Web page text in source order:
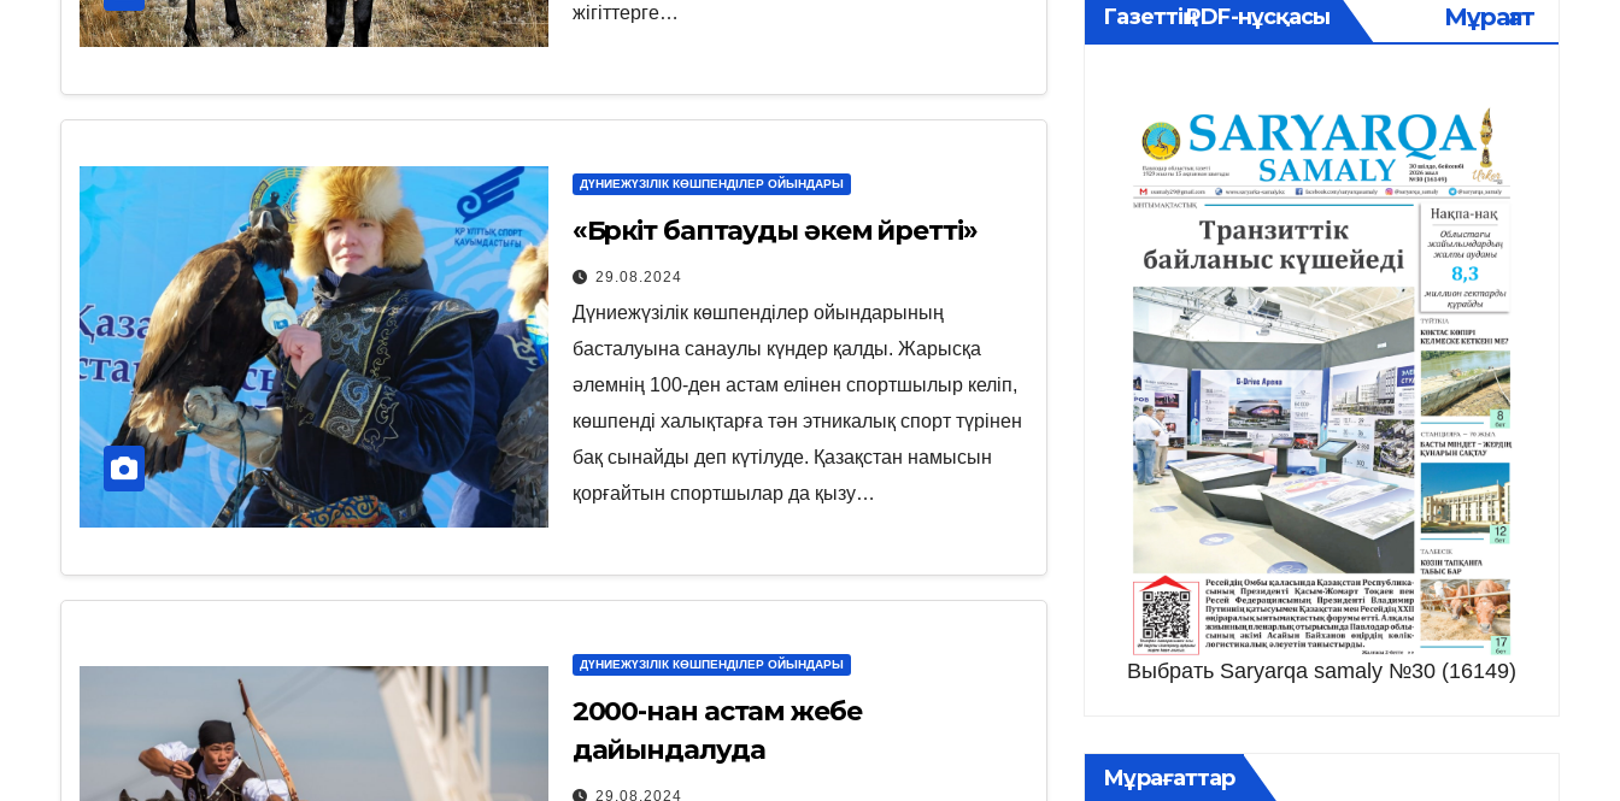
жігіттерге…
ДҮНИЕЖҮЗІЛІК КӨШПЕНДІЛЕР ОЙЫНДАРЫ
«Бүркіт баптауды әкем үйретті»
29.08.2024
Дүниежүзілік көшпенділер ойындарының
басталуына санаулы күндер қалды. Жарысқа
әлемнің 100-ден астам елінен спортшылыр келіп,
көшпенді халықтарға тән этникалық спорт түрінен
бақ сынайды деп күтілуде. Қазақстан намысын
қорғайтын спортшылар да қызу…
ДҮНИЕЖҮЗІЛІК КӨШПЕНДІЛЕР ОЙЫНДАРЫ
2000-нан астам жебе
дайындалуда
29.08.2024
Газеттің PDF-нұсқасы Мұрағат
Выбрать Saryarqa samaly №30 (16149)
Мұрағаттар